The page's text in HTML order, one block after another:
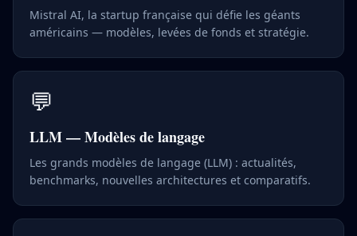
Mistral AI, la startup française qui défie les géants
américains — modèles, levées de fonds et stratégie.
💬
LLM — Modèles de langage
Les grands modèles de langage (LLM) : actualités,
benchmarks, nouvelles architectures et comparatifs.